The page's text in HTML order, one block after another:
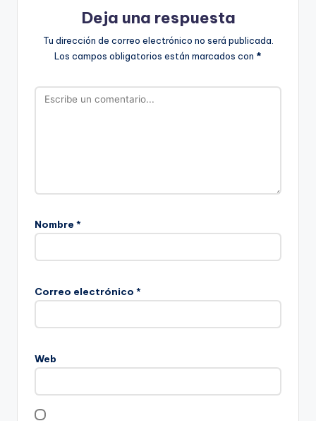
Deja una respuesta
Tu dirección de correo electrónico no será publicada.
Los campos obligatorios están marcados con *
Nombre *
Correo electrónico *
Web